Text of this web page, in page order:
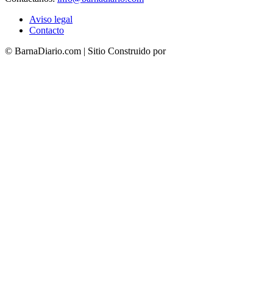
Aviso legal
Contacto
© BarnaDiario.com | Sitio Construido por